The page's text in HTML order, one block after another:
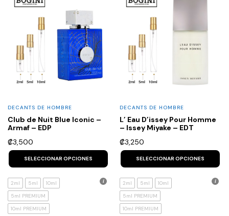
DECANTS DE HOMBRE
Club de Nuit Blue Iconic –
Armaf – EDP
₡3,500
SELECCIONAR OPCIONES
This
product
has
multiple
variants.
The
options
may
2ml 5ml
10ml
5ml PREMIUM
10ml PREMIUM
DECANTS DE HOMBRE
L’ Eau D’issey Pour Homme
– Issey Miyake – EDT
₡3,250
SELECCIONAR OPCIONES
2ml 5ml
10ml
5ml PREMIUM
10ml PREMIUM